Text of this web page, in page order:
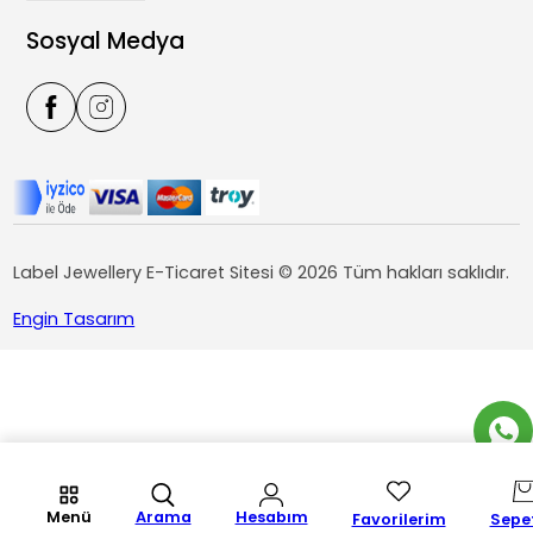
Sosyal Medya
Label Jewellery E-Ticaret Sitesi © 2026 Tüm hakları saklıdır.
Engin Tasarım
Menü Arama Hesabım Favorilerim